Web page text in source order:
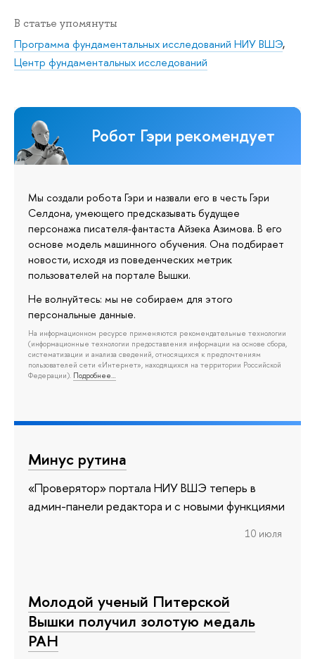
В статье упомянуты
Программа фундаментальных исследований НИУ ВШЭ,
Центр фундаментальных исследований
Робот Гэри рекомендует
Мы создали робота Гэри и назвали его в честь Гэри
Селдона, умеющего предсказывать будущее
персонажа писателя-фантаста Айзека Азимова. В его
основе модель машинного обучения. Она подбирает
новости, исходя из поведенческих метрик
пользователей на портале Вышки.
Не волнуйтесь: мы не собираем для этого
персональные данные.
На информационном ресурсе применяются рекомендательные технологии
(информационные технологии предоставления информации на основе сбора,
систематизации и анализа сведений, относящихся к предпочтениям
пользователей сети «Интернет», находящихся на территории Российской
Федерации). Подробнее…
Минус рутина
«Проверятор» портала НИУ ВШЭ теперь в
админ-панели редактора и с новыми функциями
10 июля
Молодой ученый Питерской
Вышки получил золотую медаль
РАН